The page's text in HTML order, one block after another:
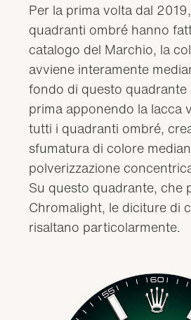
Per la prima volta dal
quadranti ombré hanno
catalogo del Marchio, la
avviene interamente
fondo di questo quadrante
prima apponendo la lacca
tutti i quadranti ombré,
sfumatura di colore
polverizzazione
Su questo quadrante, che
Chromalight, le diciture di
risaltano particolarmente.